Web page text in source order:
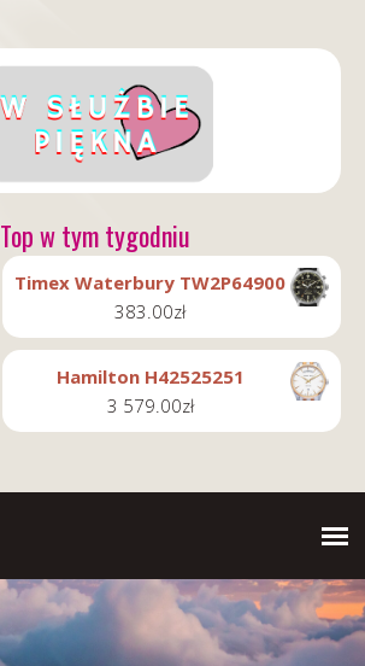
Top w tym tygodniu
Timex Waterbury TW2P64900
383.00zł
Hamilton H42525251
3 579.00zł